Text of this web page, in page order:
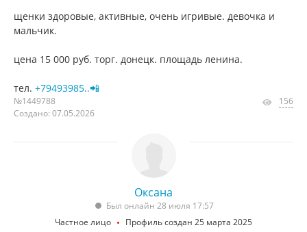
щенки здоровые, активные, очень игривые. девочка и
мальчик.
цена 15 000 руб. торг. донецк. площадь ленина.
тел. +79493985..📲
№1449788
Создано: 07.05.2026
156
Оксана
Был онлайн 28 июля 17:57
Частное лицо
Профиль создан 25 марта 2025